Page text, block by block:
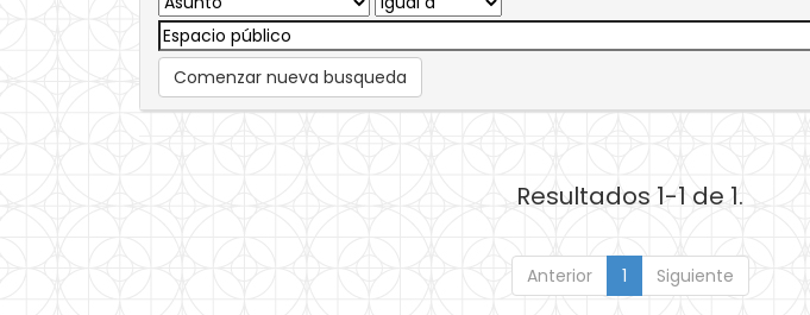
Comenzar nueva busqueda
Resultados 1-1 de 1.
Anterior 1 Siguiente